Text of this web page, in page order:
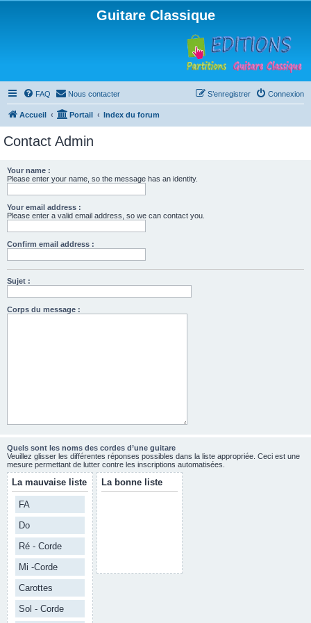
Guitare Classique
FAQ Nous contacter Connexion
S’enregistrer
Accueil Portail Index du forum
Contact Admin
Your name :
Please enter your name, so the message has an identity.
Your email address :
Please enter a valid email address, so we can contact you.
Confirm email address :
Sujet :
Corps du message :
Quels sont les noms des cordes d’une guitare
Veuillez glisser les différentes réponses possibles dans la liste appropriée. Ceci est une
mesure permettant de lutter contre les inscriptions automatisées.
La mauvaise liste
FA
Do
Ré - Corde
Mi -Corde
Carottes
Sol - Corde
La bonne liste